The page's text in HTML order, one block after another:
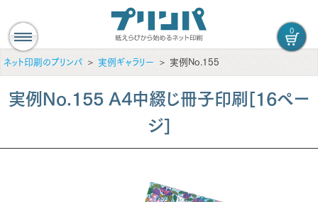
0
ネット印刷のプリンパ 実例ギャラリー 実例No.155
実例No.155 A4中綴じ冊子印刷[16ペー
ジ]